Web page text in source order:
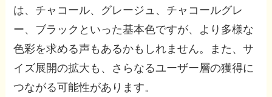
は、チャコール、グレージュ、チャコールグレ
ー、ブラックといった基本色ですが、より多様な
色彩を求める声もあるかもしれません。また、サ
イズ展開の拡大も、さらなるユーザー層の獲得に
つながる可能性があります。